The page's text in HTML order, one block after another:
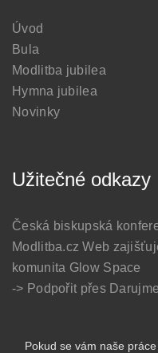
Úvod
Bula
Modlitba jubilea
Hymna jubilea
Novinky
Užitečné odkazy
Česká biskupská
Modlitba.cz Web
komunita Glow Space
-> Podpořit přes